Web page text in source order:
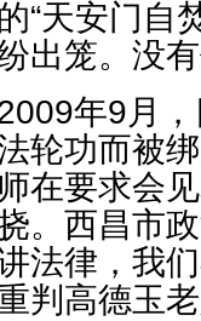
的“天安门自
出笼。没
年9月
轮功而被
师在要求会
。西昌市
法律，我
判高德玉